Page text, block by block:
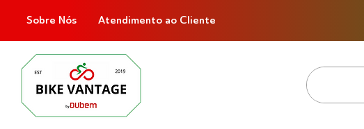
Sobre Nós Atendimento ao Cliente